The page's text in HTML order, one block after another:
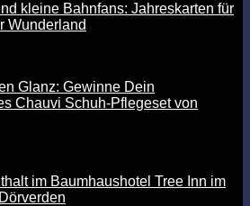
kleine Bahnfans: Jahreskarten für
Wunderland
Glanz: Gewinne Dein
Chauvi Schuh-Pflegeset von
im Baumhaushotel Tree Inn im